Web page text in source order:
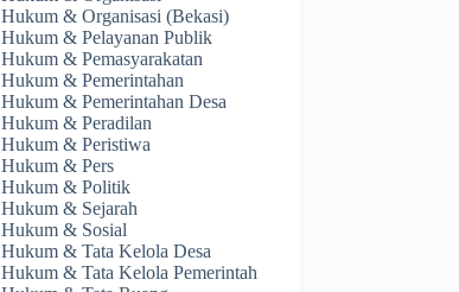
Hukum & Organisasi (Bekasi)
Hukum & Pelayanan Publik
Hukum & Pemasyarakatan
Hukum & Pemerintahan
Hukum & Pemerintahan Desa
Hukum & Peradilan
Hukum & Peristiwa
Hukum & Pers
Hukum & Politik
Hukum & Sejarah
Hukum & Sosial
Hukum & Tata Kelola Desa
Hukum & Tata Kelola Pemerintah